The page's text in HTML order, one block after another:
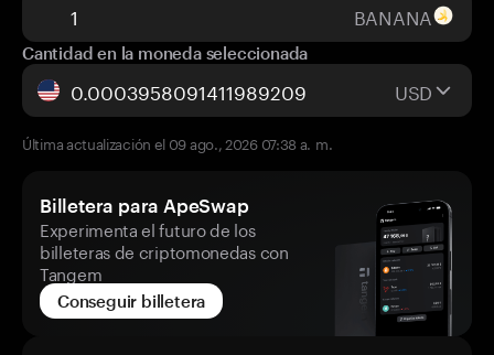
BANANA
Cantidad en la moneda seleccionada
USD
Última actualización el 09 ago., 2026 07:38 a. m.
Billetera para ApeSwap
Experimenta el futuro de los
billeteras de criptomonedas con
Tangem
Conseguir billetera